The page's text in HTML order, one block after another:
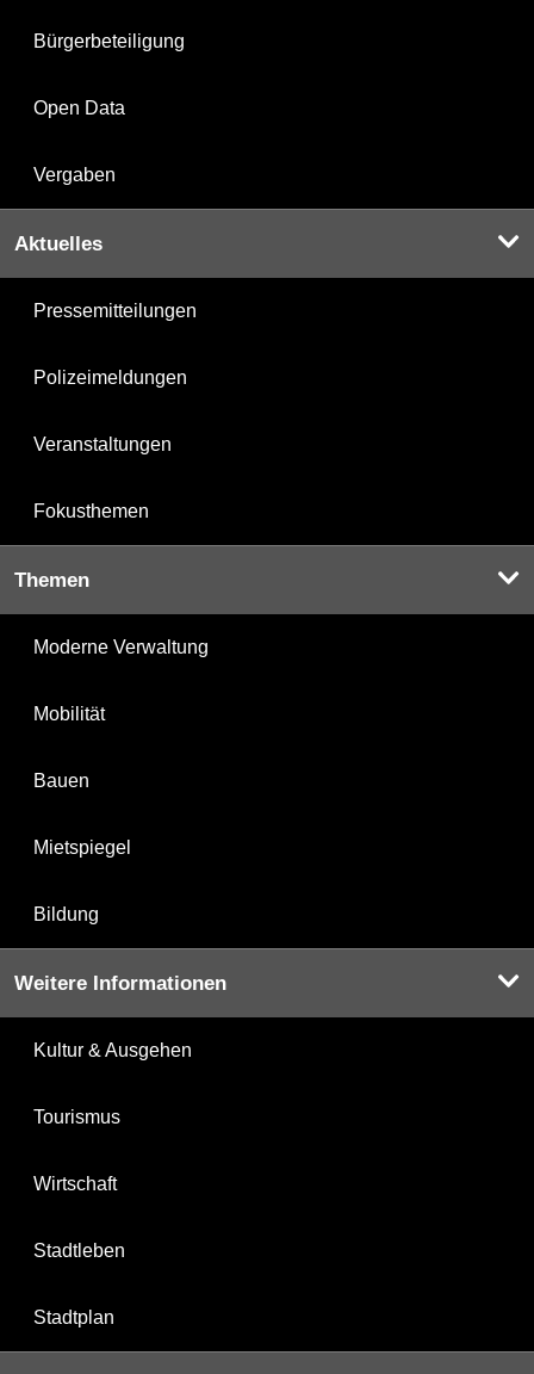
Bürgerbeteiligung
Open Data
Vergaben
Aktuelles
Pressemitteilungen
Polizeimeldungen
Veranstaltungen
Fokusthemen
Themen
Moderne Verwaltung
Mobilität
Bauen
Mietspiegel
Bildung
Weitere Informationen
Kultur & Ausgehen
Tourismus
Wirtschaft
Stadtleben
Stadtplan